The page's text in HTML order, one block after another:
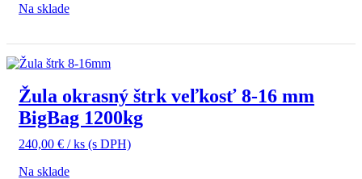
Na sklade
Žula okrasný štrk veľkosť 8-16 mm
BigBag 1200kg
240,00 € / ks (s DPH)
Na sklade